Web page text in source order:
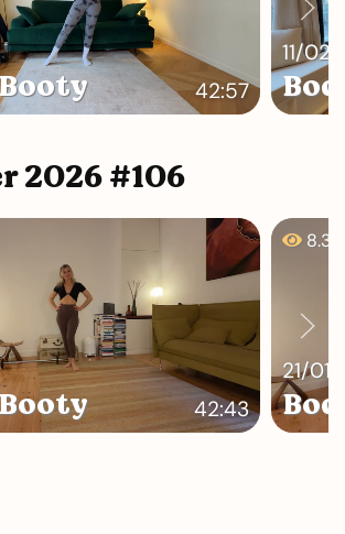
42:57
11/
2026 #106
42:43
21/
8.3k